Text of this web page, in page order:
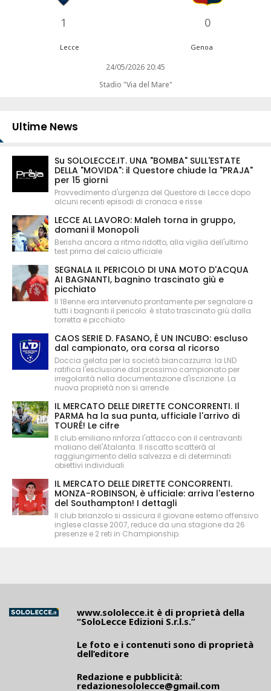
1 0
Lecce Genoa
24/05/2026 20:45
Stadio "Via del Mare"
Ultime News
Su SOLOLECCE.IT. UNA "BOMBA" SULL'ESTATE
DELLA "MOVIDA": il Questore chiude la "PRAJA"
per 15 giorni
Provvedimento d'urgenza del Questore di Lecce dopo
alcuni recenti episodi di cronaca e risse
LECCE AL LAVORO: Maleh torna in gruppo,
domani il Monopoli
Berisha ancora a ritmo ridotto, alla vigilia dell'ultimo
test prima del calcio ufficiale
SEGNALA IL PERICOLO DI UNA MOTO D'ACQUA
AI BAGNANTI, bagnino trascinato giù e
picchiato
Il 18enne era intervenuto prontamente per segnalare a
tutti i bagnanti il pericolo: è stato trascinato giù dalla
torretta e picchiato
CAOS SERIE D. FASANO, È UN INCUBO: escluso
dal campionato, ora corsa al ricorso
Doccia gelata per la società biancazzurra: la LND
ratifica l'esclusione dal prossimo campionato per
irregolarità nella documentazione d'iscrizione. La
nuova proprietà non si arrende.
IL MERCATO DELLE DIRETTE CONCORRENTI. Il
PARMA ha la sua punta, ufficiale l'arrivo di
TOURÉ! Le cifre
Il club emiliano rinforza l'attacco con il centravanti
maliano dell'Atalanta. Il riscatto scatterà al
raggiungimento della salvezza e di determinati
obiettivi individuali.
IL MERCATO DELLE DIRETTE CONCORRENTI.
MONZA-ROBINSON, è ufficiale: arriva l'esterno
del Southampton! I dettagli
Il club brianzolo si assicura il giovane esterno offensivo
inglese classe 2007, reduce da una stagione da 26
presenze e 2 reti in Championship.
www.sololecce.it è di proprietà della
“SoloLecce Edizioni S.r.l.s.”
Le foto e i contenuti sono di proprietà
dell’editore
Redazione e pubblicità:
redazionesololecce@gmail.com